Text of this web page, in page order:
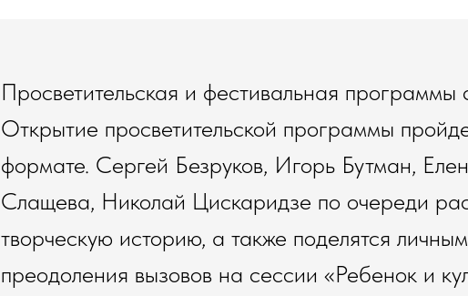
Просветительская и фестивальная программы
Открытие просветительской программы
формате. Сергей Безруков, Игорь Бутман,
Слащева, Николай Цискаридзе по очереди
творческую историю, а также поделятся
преодоления вызовов на сессии «Ребенок и